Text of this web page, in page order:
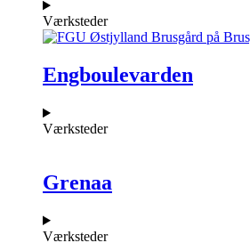
Værksteder
Engboulevarden
Værksteder
Grenaa
Værksteder